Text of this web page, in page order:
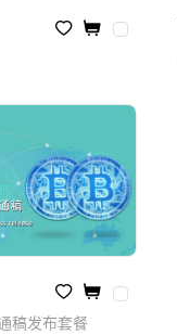
稿发布套餐